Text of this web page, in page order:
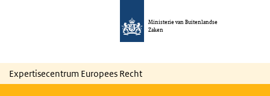
Ministerie van Buitenlandse
Zaken
Expertisecentrum Europees Recht